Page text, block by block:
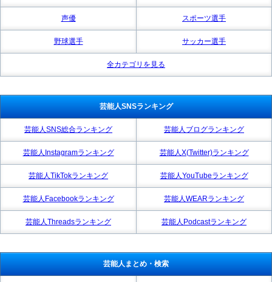
声優 スポーツ選手
野球選手 サッカー選手
全カテゴリを見る
芸能人SNSランキング
芸能人SNS総合ランキング 芸能人ブログランキング
芸能人Instagramランキング 芸能人X(Twitter)ランキング
芸能人TikTokランキング 芸能人YouTubeランキング
芸能人Facebookランキング 芸能人WEARランキング
芸能人Threadsランキング 芸能人Podcastランキング
芸能人まとめ・検索